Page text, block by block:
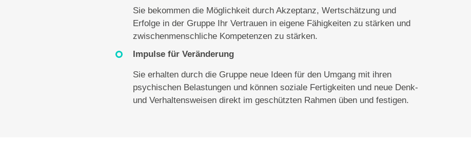
Sie bekommen die Möglichkeit durch Akzeptanz, Wertschätzung und
Erfolge in der Gruppe Ihr Vertrauen in eigene Fähigkeiten zu stärken und
zwischenmenschliche Kompetenzen zu stärken.
Impulse für Veränderung
Sie erhalten durch die Gruppe neue Ideen für den Umgang mit ihren
psychischen Belastungen und können soziale Fertigkeiten und neue Denk-
und Verhaltensweisen direkt im geschützten Rahmen üben und festigen.